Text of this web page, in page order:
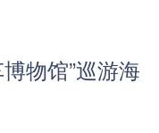
物馆”巡游海